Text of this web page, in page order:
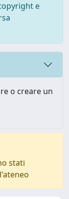
e
o creare un
stati